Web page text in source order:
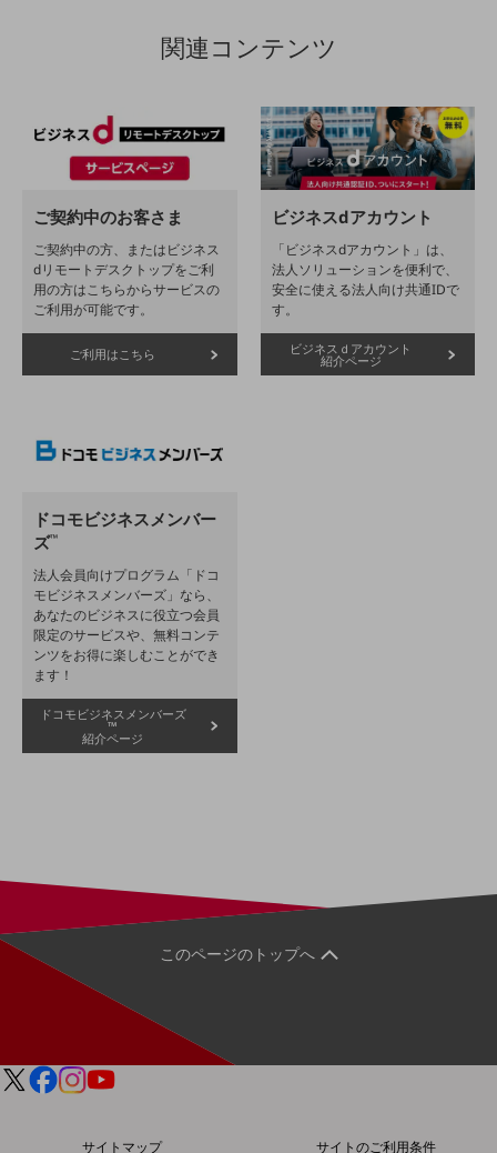
グループ会社
会社案内パンフレット
ニュースルームTOP
ニュースリリース
地域からの発表
お知らせ
サステナビリティ
サステナビリティTOP
NTTドコモビジネスグループのサステナビリティ
サステナビリティ基本方針
サステナビリティレポート
ダイバーシティ
経営情報
経営情報TOP
決算公告
採用情報TOP
経験者採用
広告・協賛
広告
関連コンテンツ
ご契約中のお客さま
ご契約中の方、またはビジネス
dリモートデスクトップをご利
用の方はこちらからサービスの
ご利用が可能です。
ご利用はこちら
ビジネスdアカウント
「ビジネスdアカウント」は、
法人ソリューションを便利で、
安全に使える法人向け共通IDで
す。
ビジネスｄアカウント
紹介ページ
ドコモビジネスメンバー
ズ™
法⼈会員向けプログラム「ドコ
モビジネスメンバーズ」なら、
あなたのビジネスに役⽴つ会員
限定のサービスや、無料コンテ
ンツをお得に楽しむことができ
ます！
ドコモビジネスメンバーズ
™
紹介ページ
このページのトップへ
サイトマップ サイトのご利用条件